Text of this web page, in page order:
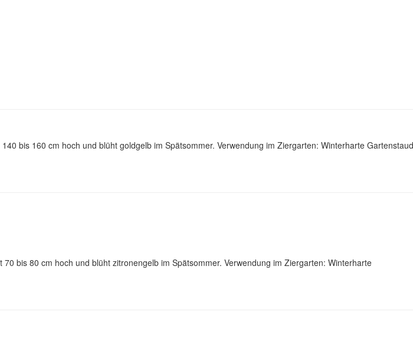
bis 160 cm hoch und blüht goldgelb im Spätsommer. Verwendung im Ziergarten: Winterharte
bis 80 cm hoch und blüht zitronengelb im Spätsommer. Verwendung im Ziergarten: Winterharte